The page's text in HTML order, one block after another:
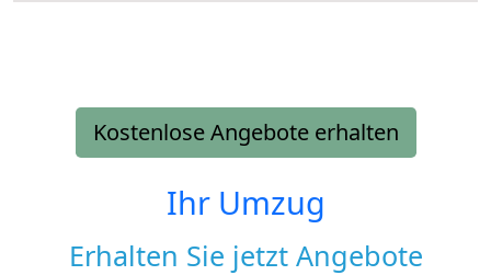
Kostenlose Angebote erhalten
Ihr Umzug
Erhalten Sie jetzt Angebote